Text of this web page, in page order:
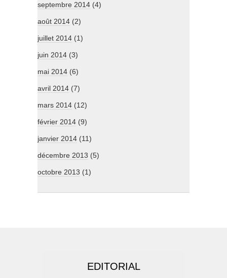
septembre 2014 (4)
août 2014 (2)
juillet 2014 (1)
juin 2014 (3)
mai 2014 (6)
avril 2014 (7)
mars 2014 (12)
février 2014 (9)
janvier 2014 (11)
décembre 2013 (5)
octobre 2013 (1)
EDITORIAL